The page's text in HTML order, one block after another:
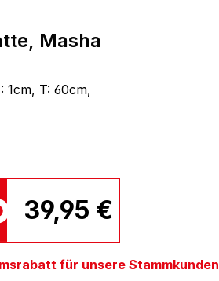
Masha
1cm, T: 60cm,
39,95 €
für unsere Stammkunden